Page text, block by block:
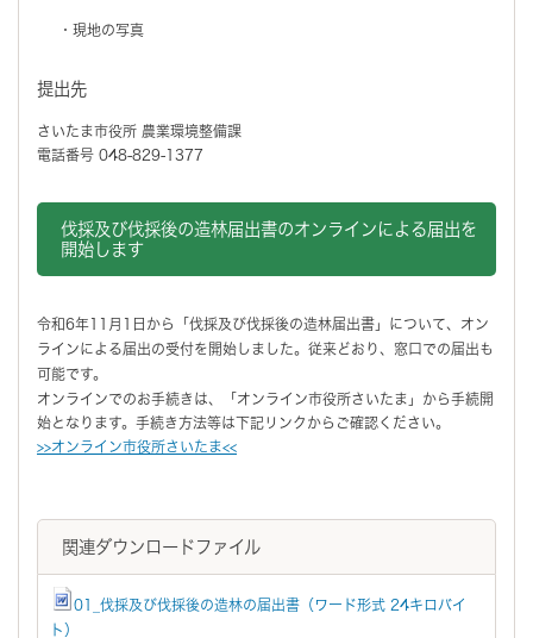
・現地の写真
提出先
さいたま市役所 農業環境整備課
電話番号 048-829-1377
伐採及び伐採後の造林届出書のオンラインによる届出を
開始します
令和6年11月1日から「伐採及び伐採後の造林届出書」について、オン
ラインによる届出の受付を開始しました。従来どおり、窓口での届出も
可能です。
オンラインでのお手続きは、「オンライン市役所さいたま」から手続開
始となります。手続き方法等は下記リンクからご確認ください。
>>オンライン市役所さいたま<<
関連ダウンロードファイル
01_伐採及び伐採後の造林の届出書（ワード形式 24キロバイ
ト）